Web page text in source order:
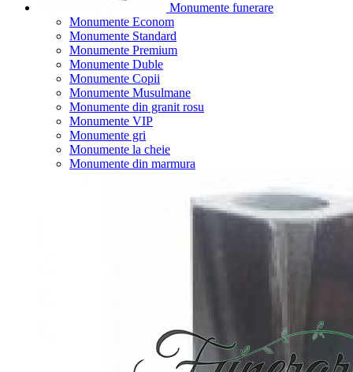
Monumente funerare
Monumente Econom
Monumente Standard
Monumente Premium
Monumente Duble
Monumente Copii
Monumente Musulmane
Monumente din granit rosu
Monumente VIP
Monumente gri
Monumente la cheie
Monumente din marmura